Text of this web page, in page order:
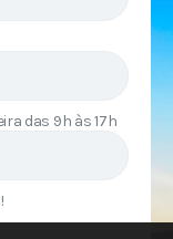
das 9h às 17h